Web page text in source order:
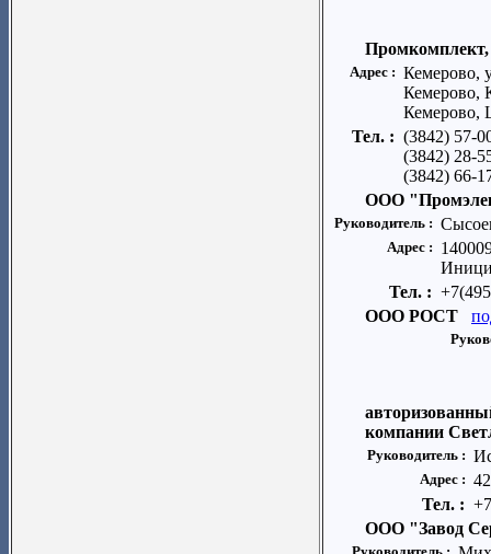
Адрес : Кемерово,
Кемерово,
Кемерово,
Тел. : (3842) 57-
(3842) 28-
(3842) 66-
ООО
Руководитель :
Адрес :
Тел. :
ООО РОСТ
компании
Руководитель :
Адрес :
Тел. :
ООО "Завод